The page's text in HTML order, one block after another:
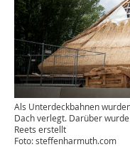
Als Unterdeckbahnen
Dach verlegt. Darüber
Reets erstellt
Foto: steffenharmuth.com